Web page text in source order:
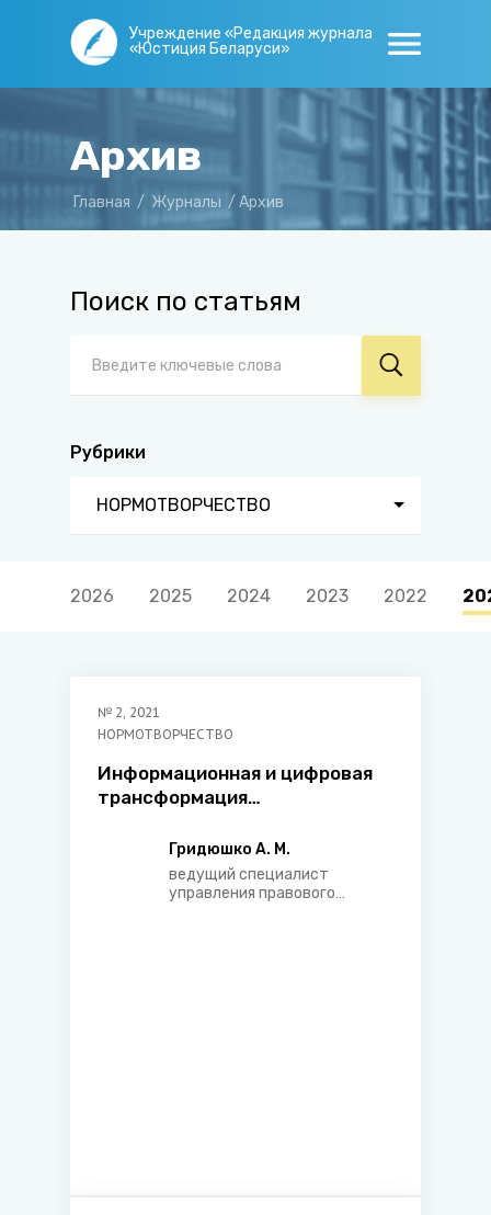
Учреждение «Редакция журнала
«Юстиция Беларуси»
Архив
Главная / Журналы / Архив
Поиск по статьям
Рубрики
НОРМОТВОРЧЕСТВО
2026 2025 2024 2023 2022
№ 2, 2021
НОРМОТВОРЧЕСТВО
Информационная и цифровая
трансформация
Республике Беларусь и
Российской Федерации:
исторический аспект
Гридюшко А. М.
ведущий специалист
управления правового